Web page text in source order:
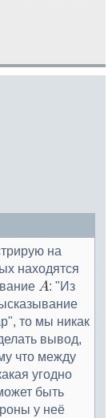
на
находятся
: "Из
то мы никак
вывод,
что между
угодно
быть
у неё